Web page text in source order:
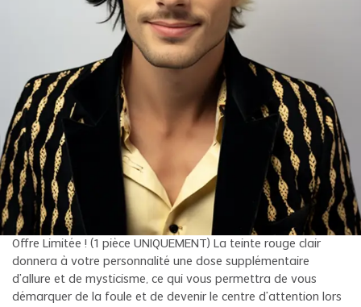
Offre Limitée ! (1 pièce UNIQUEMENT) La teinte rouge clair
donnera à votre personnalité une dose supplémentaire
d'allure et de mysticisme, ce qui vous permettra de vous
démarquer de la foule et de devenir le centre d'attention lors